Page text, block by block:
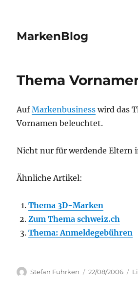
MarkenBlog
Thema
AufMarkenbusiness wird das
Vornamen beleuchtet.
Nicht nur für werdende Eltern
Ähnliche Artikel:
Thema 3D-Marken
Zum Thema schweiz.ch
Thema: Anmeldegebühren
Author
Stefan Fuhrken
Posted
22/08/2006